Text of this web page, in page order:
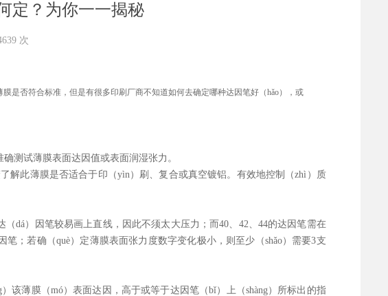
定？为你一一揭秘
次
是否符合标准，但是有很多印刷厂商不知道如何去确定哪种达因笔好（hǎo），或
测试薄膜表面达因值或表面润湿张力。
解此薄膜是否适合于印（yìn）刷、复合或真空镀铝。有效地控制（zhì）质
dá）因笔较易画上直线，因此不须太大压力；而40、42、44的达因笔需在
；若确（què）定薄膜表面张力度数字变化极小，则至少（shǎo）需要3支
该薄膜（mó）表面达因，高于或等于达因笔（bǐ）上（shàng）所标出的指